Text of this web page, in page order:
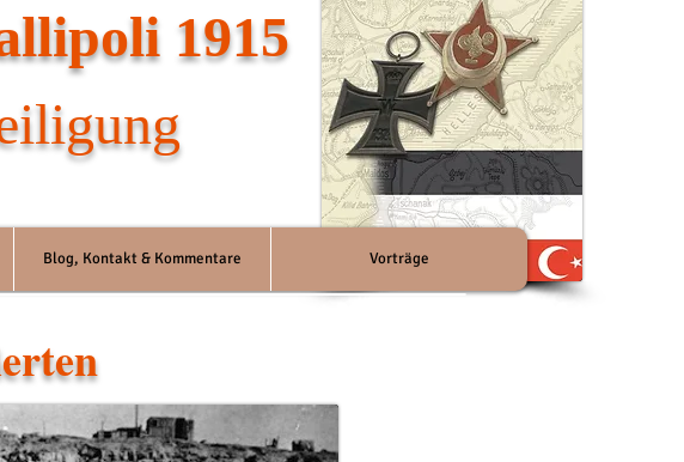
1915
Blog, Kontakt & Kommentare Vorträge